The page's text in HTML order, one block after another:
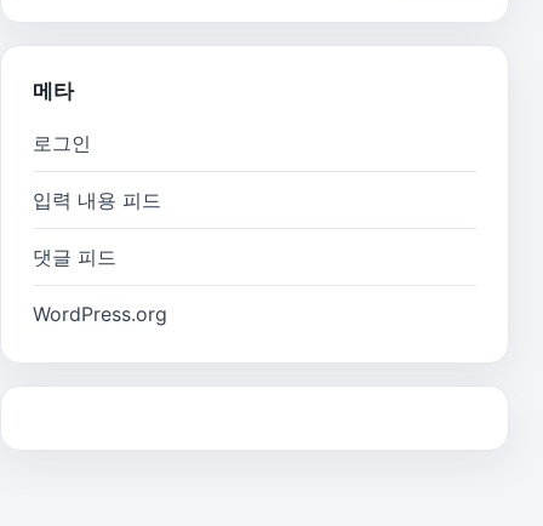
메타
로그인
입력 내용 피드
댓글 피드
WordPress.org